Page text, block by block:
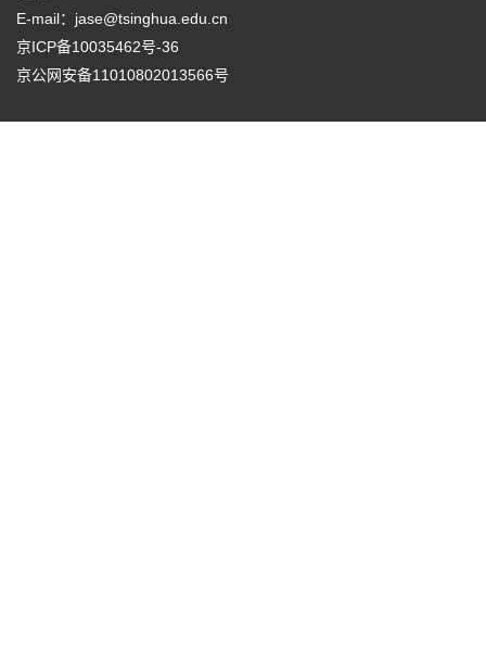
E-mail： jase@tsinghua.edu.cn
京ICP备10035462号-36
京公网安备11010802013566号